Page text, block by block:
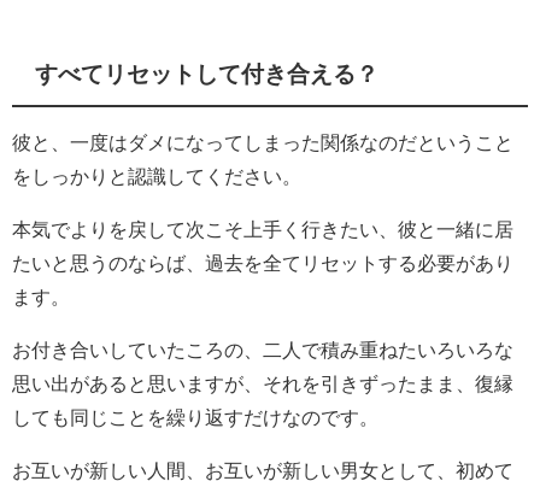
すべてリセットして付き合える？
彼と、一度はダメになってしまった関係なのだということ
をしっかりと認識してください。
本気でよりを戻して次こそ上手く行きたい、彼と一緒に居
たいと思うのならば、過去を全てリセットする必要があり
ます。
お付き合いしていたころの、二人で積み重ねたいろいろな
思い出があると思いますが、それを引きずったまま、復縁
しても同じことを繰り返すだけなのです。
お互いが新しい人間、お互いが新しい男女として、初めて